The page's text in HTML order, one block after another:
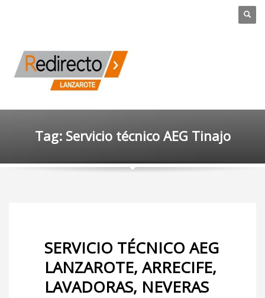
Tag: Servicio técnico AEG Tinajo
SERVICIO TÉCNICO AEG
LANZAROTE, ARRECIFE,
LAVADORAS, NEVERAS